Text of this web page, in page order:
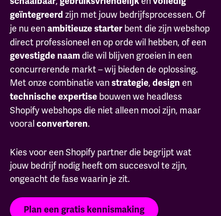
geïntegreerd zijn met jouw bedrijfsprocessen. Of
je nu eenambitieuzestarter bent die zijn webshop
direct professioneel en op orde wil hebben, of een
gevestigde naam die wil blijven groeien in een
concurrerende markt – wij bieden de oplossing.
Met onze combinatie vanstrategie, design en
technische expertise bouwen we headless
Shopify webshops die niet alleen mooi zijn, maar
vooral converteren.
Kies voor een Shopify partner die begrijpt wat
jouw bedrijf nodig heeft om succesvol te zijn,
ongeacht de fase waarin je zit.
Plan een gratis kennismaking